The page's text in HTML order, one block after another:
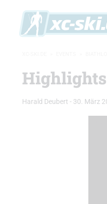
Harald Deubert - 30. März